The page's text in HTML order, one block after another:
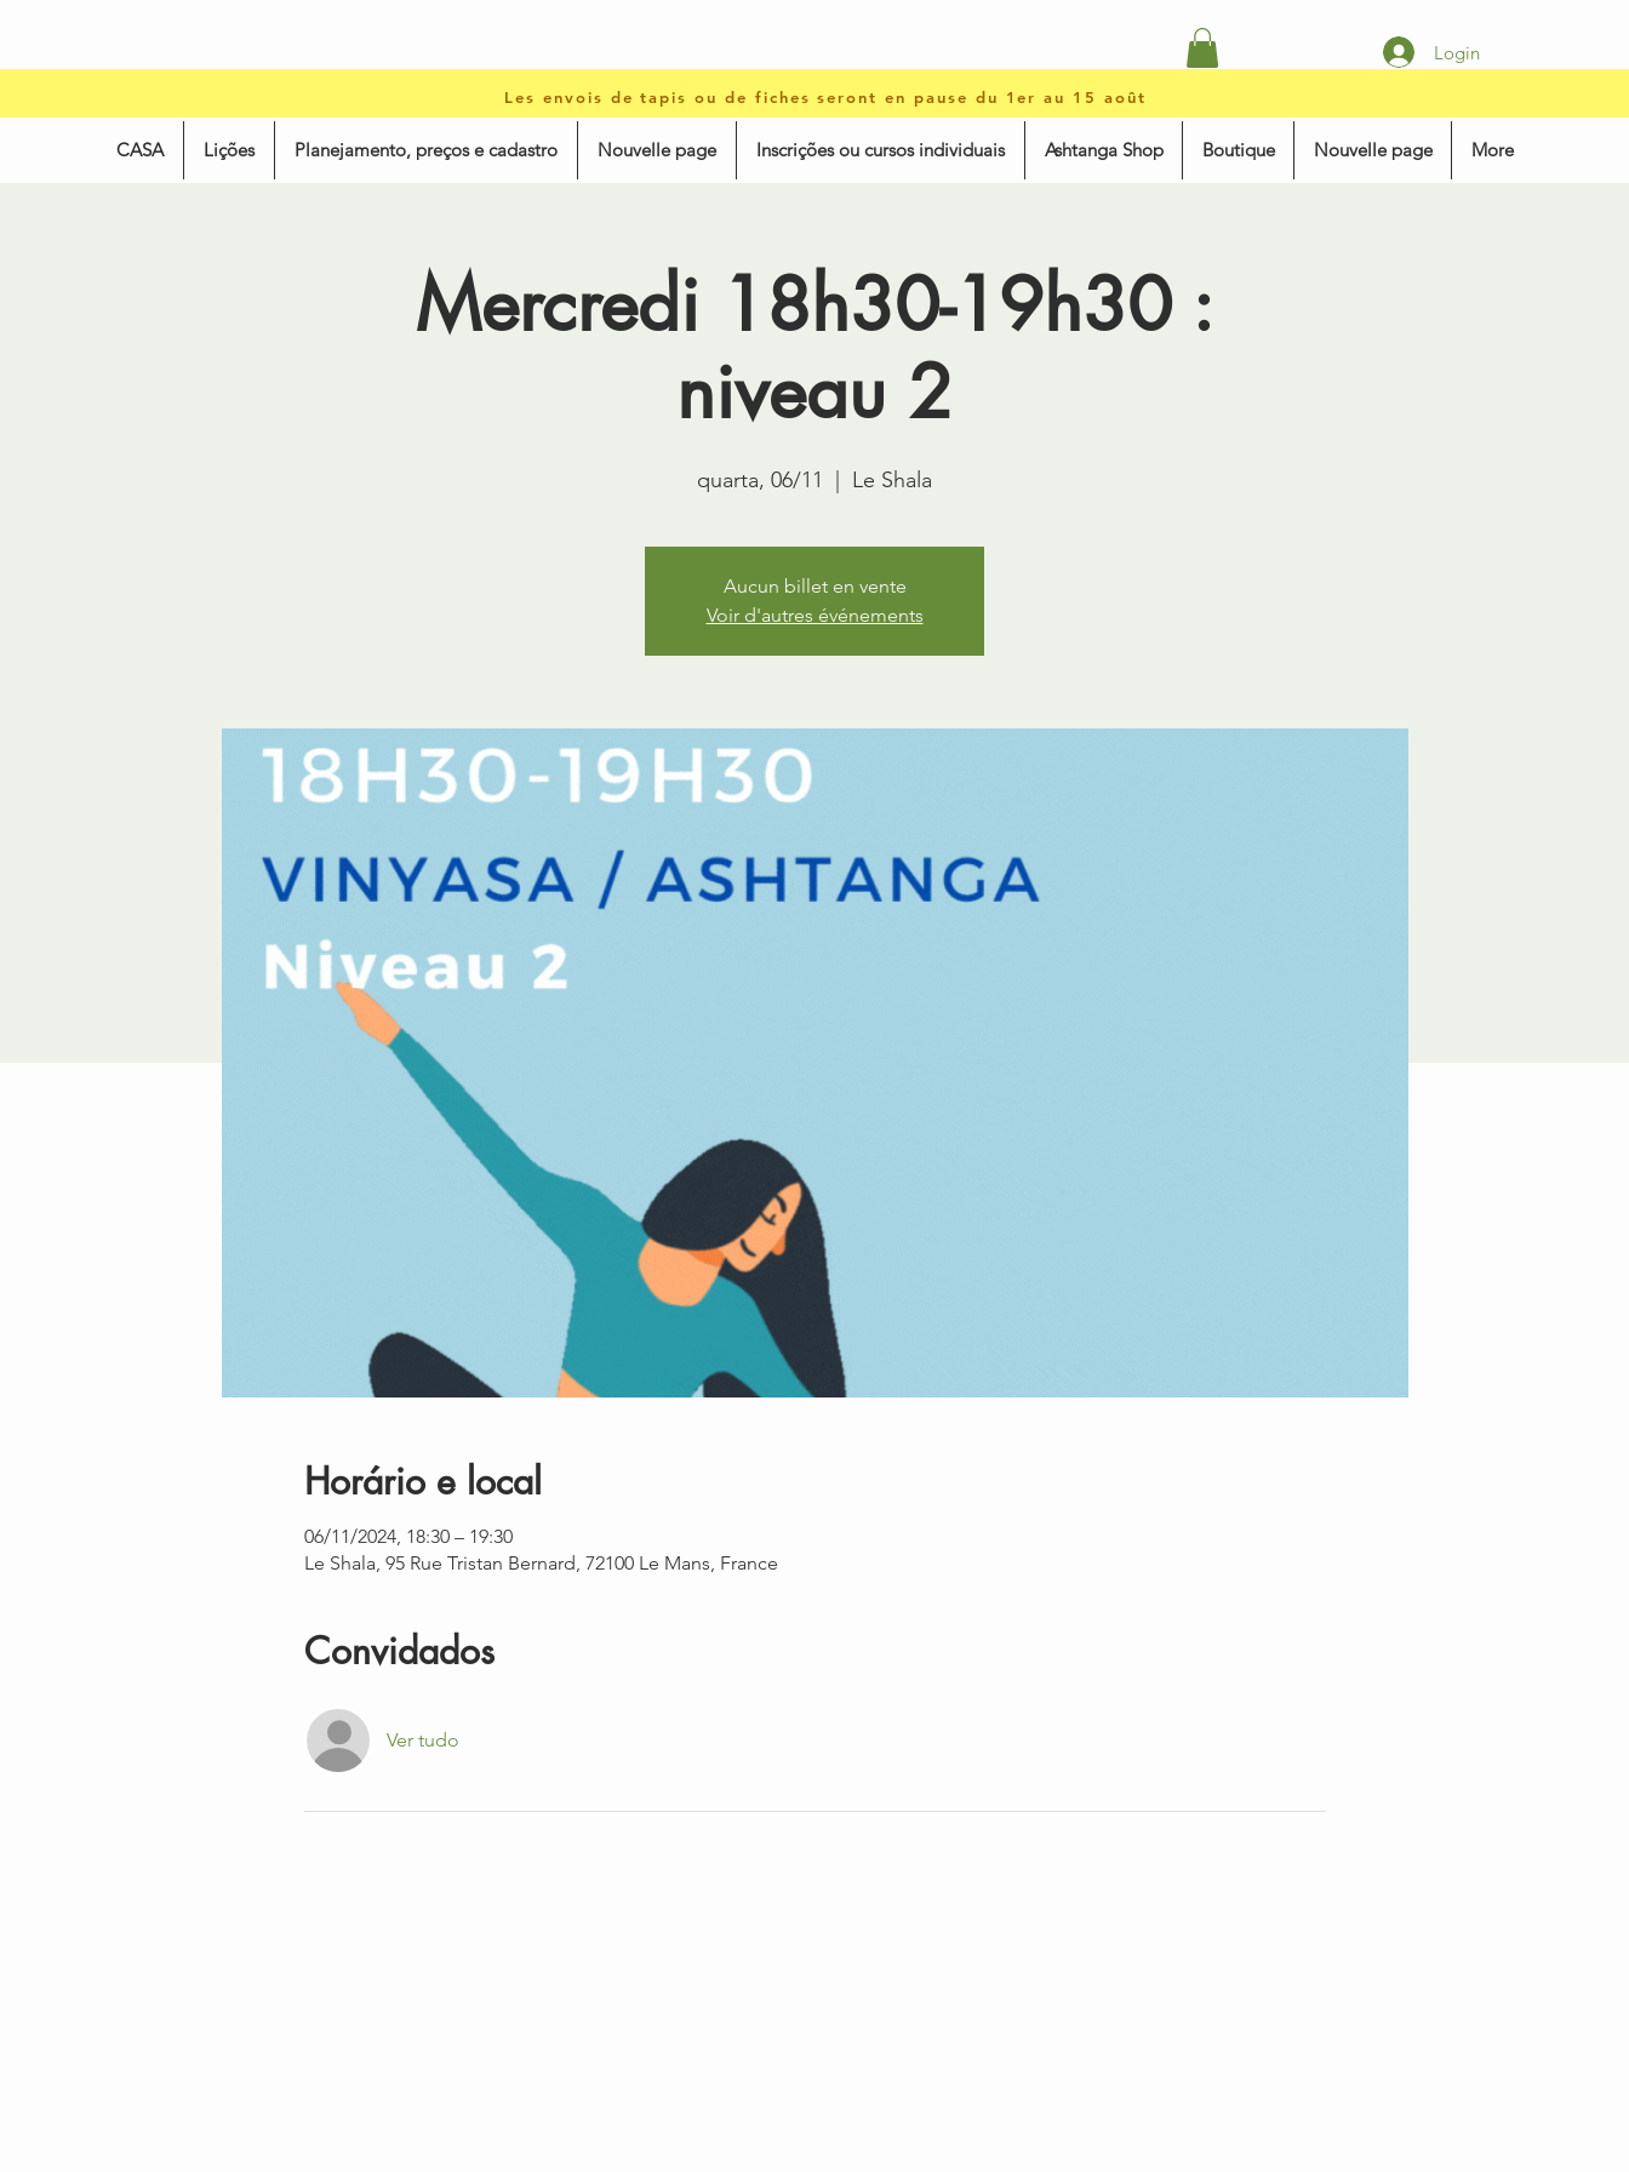
Login
Les envois de tapis ou de fiches seront en pause du 1er au 15 août
CASA Lições Planejamento, preços e cadastro Nouvelle page Inscrições ou cursos individuais Ashtanga Shop Boutique Nouvelle page More
Mercredi 18h30-19h30 :
niveau 2
quarta, 06/11 Le Shala
Aucun billet en vente
Voir d'autres événements
Horário e local
06/11/2024, 18:30 – 19:30
Le Shala, 95 Rue Tristan Bernard, 72100 Le Mans, France
Convidados
Ver tudo